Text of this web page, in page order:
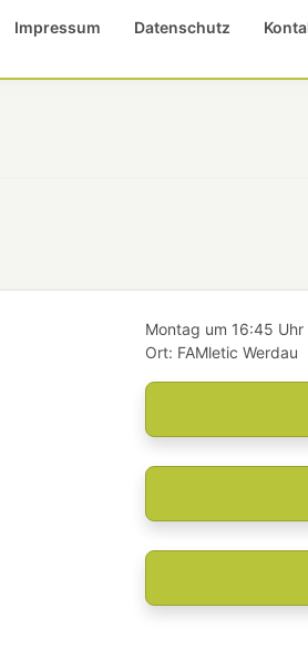
Impressum Datenschutz
Montag um 16:45 Uhr
Ort: FAMletic Werdau